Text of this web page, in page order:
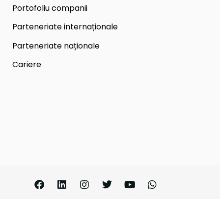
Portofoliu companii
Parteneriate internaționale
Parteneriate naționale
Cariere